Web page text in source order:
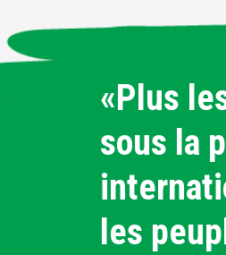
«Plus
sous la
les